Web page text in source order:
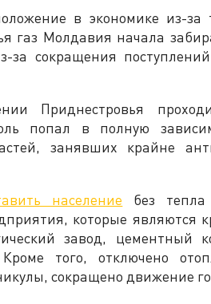
в экономике из-за
газ Молдавия начала
за сокращения
Приднестровья
попал в полную
занявших крайне
население без
которые являются
завод, цементный
того, отключено
сокращено движение